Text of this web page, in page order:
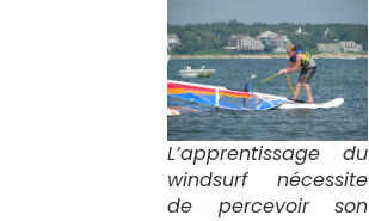
L’apprentissage du
windsurf nécessite
de percevoir son